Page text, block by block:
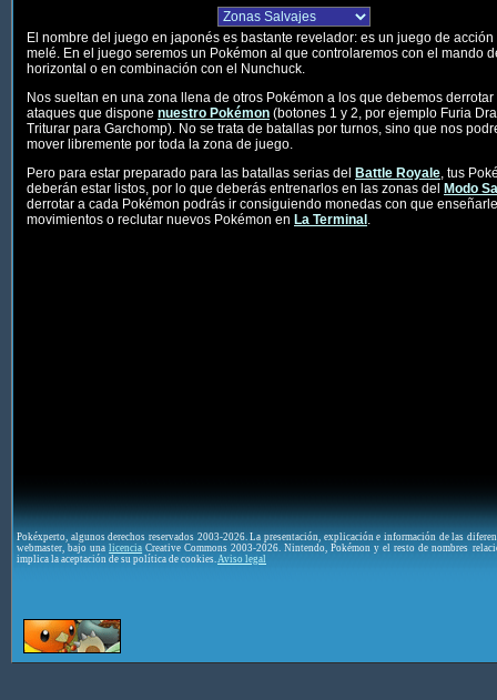
El nombre del juego en japonés es bastante revelador: es un juego de acción
melé. En el juego seremos un Pokémon al que controlaremos con el mando
horizontal o en combinación con el Nunchuck.
Nos sueltan en una zona llena de otros Pokémon a los que debemos derrotar
ataques que dispone nuestro Pokémon (botones 1 y 2, por ejemplo Furia
Triturar para Garchomp). No se trata de batallas por turnos, sino que nos
mover libremente por toda la zona de juego.
Pero para estar preparado para las batallas serias del
Battle Royale, tus
deberán estar listos, por lo que deberás entrenarlos en las zonas del
Modo
derrotar a cada Pokémon podrás ir consiguiendo monedas con que
movimientos o reclutar nuevos Pokémon en La Terminal .
Pokéxperto, algunos derechos reservados 2003-2026. La presentación, explicación e información de las
webmaster, bajo unalicencia Creative Commons 2003-2026. Nintendo, Pokémon y el resto de nombres
implica la aceptación de su política de cookies. Aviso legal